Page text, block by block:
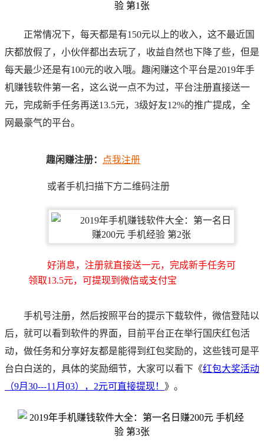
正常情况下，每天都是有150元以上的收入，这不最近国
庆都放假了，小伙伴都出去玩了，收益自然也下降了些，但是
每天最少还是有100元的收入哦。趣闲赚这个平台是2019年手
机赚钱软件第一名，这么说一点不为过，平台注册直接送一
元，完成新手任务再送13.5元，3级好友12%的推广提成，全
网最豪气的平台。
趣闲赚注册： 点我注册
或者手机扫描下方二维码注册
好消息，注册就直接送一元，完成新手任务可
领取13.5元，可提现到微信或支付宝
手机号注册，然后按照平台的提示下载软件，微信登陆以
后，就可以看到软件的界面，目前平台正在举行国庆红包活
动，做任务和分享好友都是能得到红包奖励的，这些钱可是平
台白白送的，具体的奖励细节，大家可以看下《红包大奖活动
（9月30---11月03），2元可直接提现！ 》。